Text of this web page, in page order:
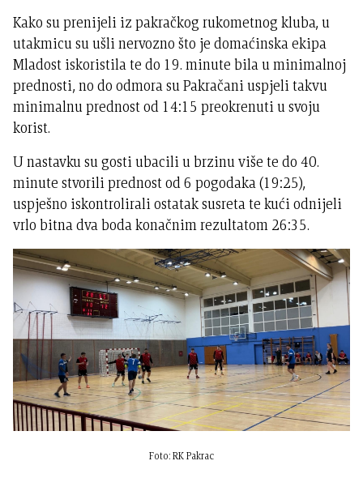
Kako su prenijeli iz pakračkog rukometnog kluba, u
utakmicu su ušli nervozno što je domaćinska ekipa
Mladost iskoristila te do 19. minute bila u minimalnoj
prednosti, no do odmora su Pakračani uspjeli takvu
minimalnu prednost od 14:15 preokrenuti u svoju
korist.
U nastavku su gosti ubacili u brzinu više te do 40.
minute stvorili prednost od 6 pogodaka (19:25),
uspješno iskontrolirali ostatak susreta te kući odnijeli
vrlo bitna dva boda konačnim rezultatom 26:35.
Foto: RK Pakrac